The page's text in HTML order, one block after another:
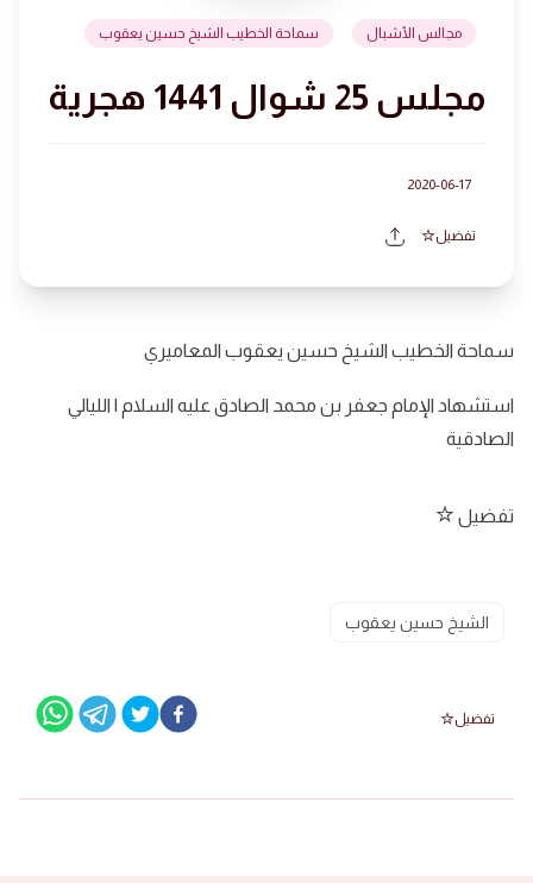
مجالس الأشبال سماحة الخطيب الشيخ حسين يعقوب
مجلس 25 شوال 1441 هجرية
2020-06-17
تفضيل
سماحة الخطيب الشيخ حسين يعقوب المعاميري
استشهاد الإمام جعفر بن محمد الصادق عليه السلام | الليالي
الصادقية
تفضيل
الشيخ حسين يعقوب
تفضيل